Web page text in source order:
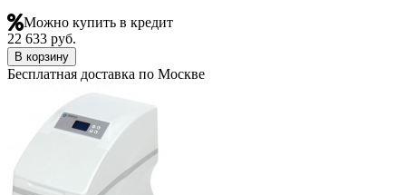
Можно купить в кредит
22 633 руб.
В корзину
Бесплатная доставка по Москве